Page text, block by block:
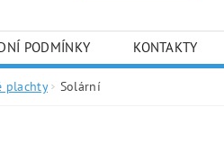
PODMÍNKY KONTAKTY
plachty Solární